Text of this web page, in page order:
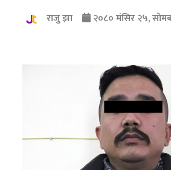
राजु झा
२०८० मंसिर २५,